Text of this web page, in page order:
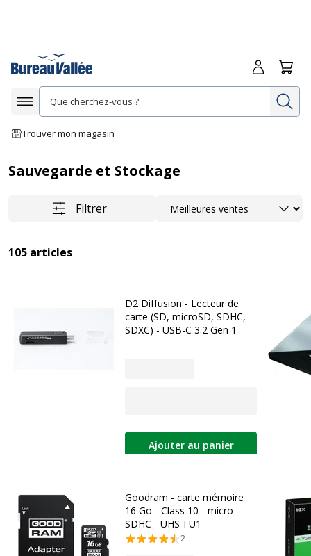
Afficher la navigation
Trouver mon magasin
Me
Sauvegarde et Stockage
Filtrer Trier
105 articles
D2 Diffusion - Lecteur de
carte (SD, microSD, SDHC,
SDXC) - USB-C 3.2 Gen 1
Ajouter au panier
Goodram - carte mémoire
16 Go - Class 10 - micro
SDHC - UHS-I U1
2